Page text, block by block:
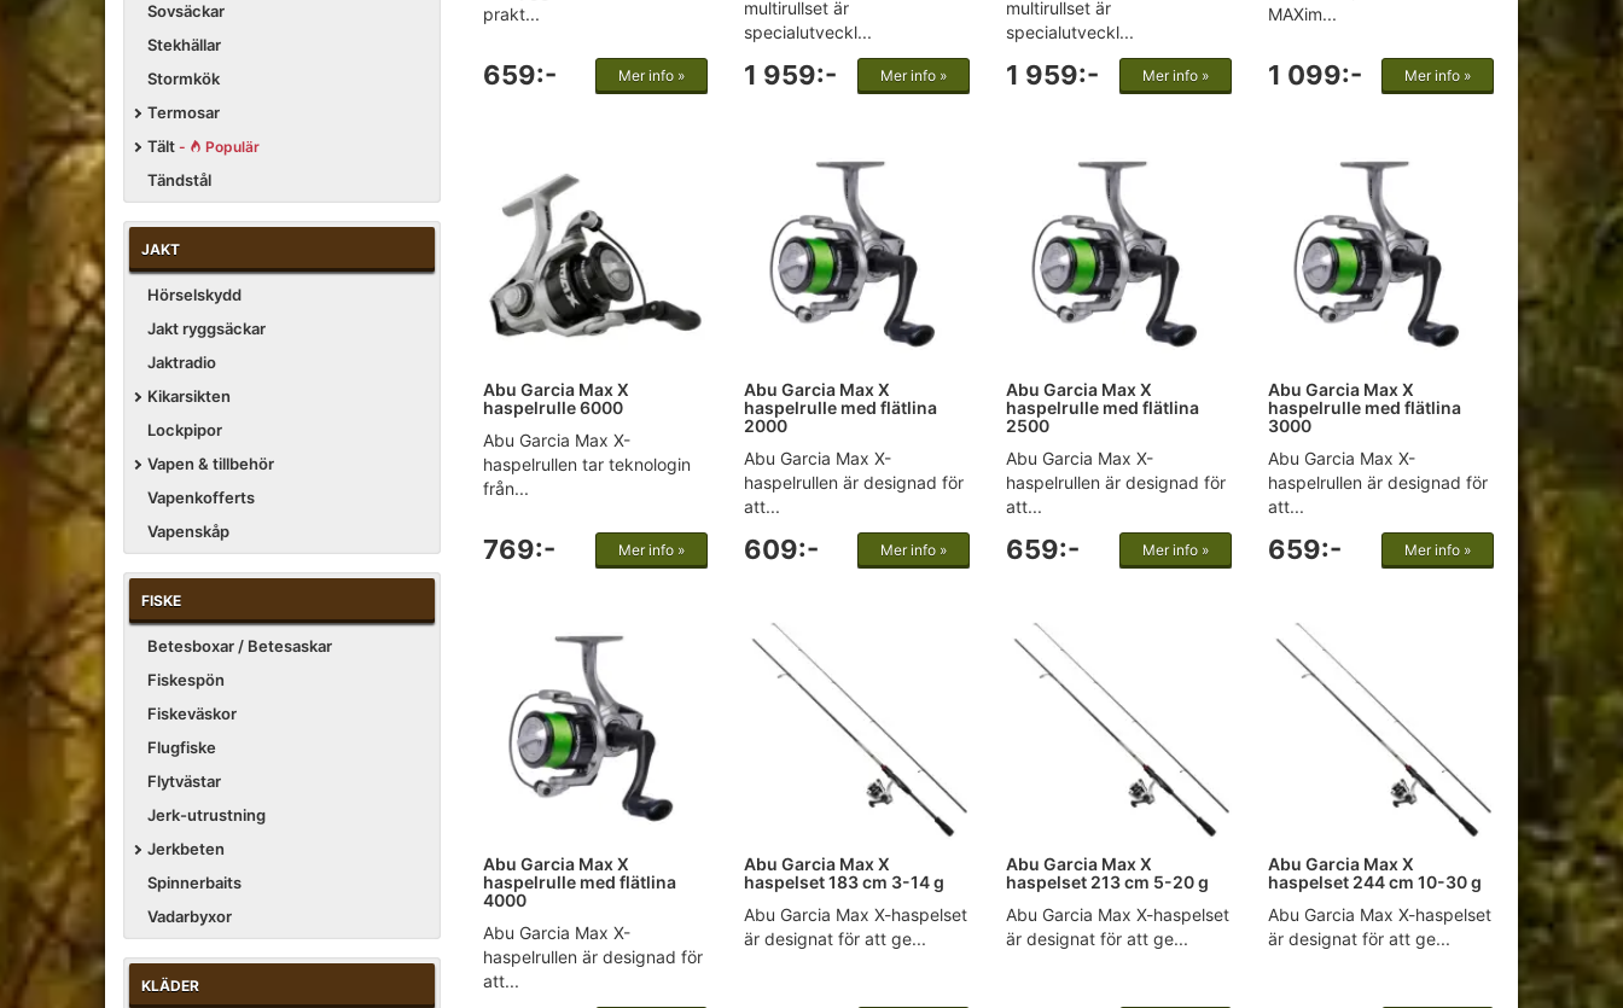
Sovsäckar
Stekhällar
Stormkök
Termosar
Tält - Populär
Tändstål
JAKT
Hörselskydd
Jakt ryggsäckar
Jaktradio
Kikarsikten
Lockpipor
Vapen & tillbehör
Vapenkofferts
Vapenskåp
FISKE
Betesboxar / Betesaskar
Fiskespön
Fiskeväskor
Flugfiske
Flytvästar
Jerk-utrustning
Jerkbeten
Spinnerbaits
Vadarbyxor
KLÄDER
prakt...
659:- Mer info »
multirullset är
specialutveckl...
1 959:- Mer info »
multirullset är
specialutveckl...
1 959:- Mer info »
MAXim...
1 099:- Mer info »
Abu Garcia Max X
haspelrulle 6000
Abu Garcia Max X-
haspelrullen tar teknologin
från...
769:- Mer info »
Abu Garcia Max X
haspelrulle med flätlina
2000
Abu Garcia Max X-
haspelrullen är designad för
att...
609:- Mer info »
Abu Garcia Max X
haspelrulle med flätlina
2500
Abu Garcia Max X-
haspelrullen är designad för
att...
659:- Mer info »
Abu Garcia Max X
haspelrulle med flätlina
3000
Abu Garcia Max X-
haspelrullen är designad för
att...
659:- Mer info »
Abu Garcia Max X
haspelrulle med flätlina
4000
Abu Garcia Max X-
haspelrullen är designad för
att...
Abu Garcia Max X
haspelset 183 cm 3-14 g
Abu Garcia Max X-haspelset
är designat för att ge...
Abu Garcia Max X
haspelset 213 cm 5-20 g
Abu Garcia Max X-haspelset
är designat för att ge...
Abu Garcia Max X
haspelset 244 cm 10-30 g
Abu Garcia Max X-haspelset
är designat för att ge...